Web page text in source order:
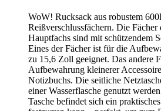
WoW! Rucksack aus robustem
Reißverschlussfächern. Die Fächer
Hauptfachs sind mit schützendem
Eines der Fächer ist für die
zu 15,6 Zoll geeignet. Das andere
Aufbewahrung kleinerer
Notizbuchs. Die seitliche
einer Wasserflasche genutzt
Tasche befindet sich ein